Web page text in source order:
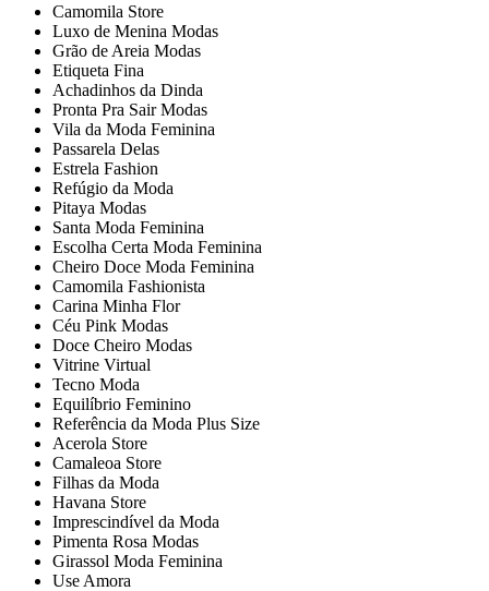
Camomila Store
Luxo de Menina Modas
Grão de Areia Modas
Etiqueta Fina
Achadinhos da Dinda
Pronta Pra Sair Modas
Vila da Moda Feminina
Passarela Delas
Estrela Fashion
Refúgio da Moda
Pitaya Modas
Santa Moda Feminina
Escolha Certa Moda Feminina
Cheiro Doce Moda Feminina
Camomila Fashionista
Carina Minha Flor
Céu Pink Modas
Doce Cheiro Modas
Vitrine Virtual
Tecno Moda
Equilíbrio Feminino
Referência da Moda Plus Size
Acerola Store
Camaleoa Store
Filhas da Moda
Havana Store
Imprescindível da Moda
Pimenta Rosa Modas
Girassol Moda Feminina
Use Amora